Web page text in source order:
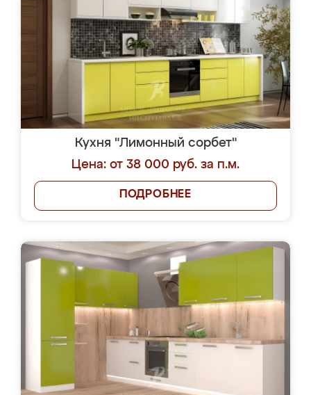
Кухня "Лимонный сорбет"
Цена: от 38 000 руб. за п.м.
ПОДРОБНЕЕ